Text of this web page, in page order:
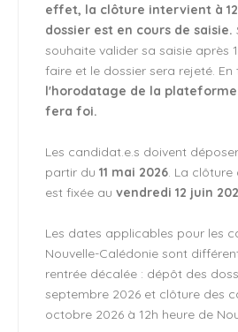
effet, la clôture intervient à
dossier est en cours de saisie.
souhaite valider sa saisie après
faire et le dossier sera rejeté.
l'horodatage de la
fera foi.
Les candidat.e.s doivent
partir du 11 mai 2026. La
est fixée au vendredi 12 juin
Les dates applicables pour les
Nouvelle-Calédonie sont
rentrée décalée : dépôt des
septembre 2026 et clôture des
octobre 2026 à 12h heure de